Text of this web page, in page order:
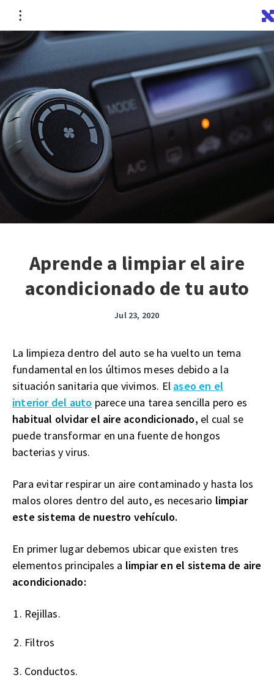
Aprende a limpiar el aire
acondicionado de tu auto
Jul 23, 2020
La limpieza dentro del auto se ha vuelto un tema
fundamental en los últimos meses debido a la
situación sanitaria que vivimos. El aseo en el
interior del auto parece una tarea sencilla pero es
habitual olvidar el aire acondicionado, el cual se
puede transformar en una fuente de hongos
bacterias y virus.
Para evitar respirar un aire contaminado y hasta los
malos olores dentro del auto, es necesario limpiar
este sistema de nuestro vehículo.
En primer lugar debemos ubicar que existen tres
elementos principales a limpiar en el sistema de aire
acondicionado:
Rejillas.
Filtros
Conductos.